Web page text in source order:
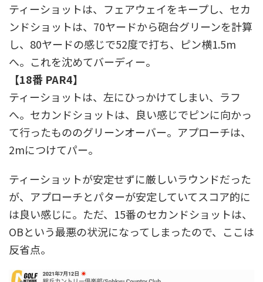
ティーショットは、フェアウェイをキープし、セカ
ンドショットは、70ヤードから砲台グリーンを計算
し、80ヤードの感じで52度で打ち、ピン横1.5m
へ。これを沈めてバーディー。
【18番 PAR4】
ティーショットは、左にひっかけてしまい、ラフ
へ。セカンドショットは、良い感じでピンに向かっ
て行ったもののグリーンオーバー。アプローチは、
2mにつけてパー。
ティーショットが安定せずに厳しいラウンドだった
が、アプローチとパターが安定していてスコア的に
は良い感じに。ただ、15番のセカンドショットは、
OBという最悪の状況になってしまったので、ここは
反省点。